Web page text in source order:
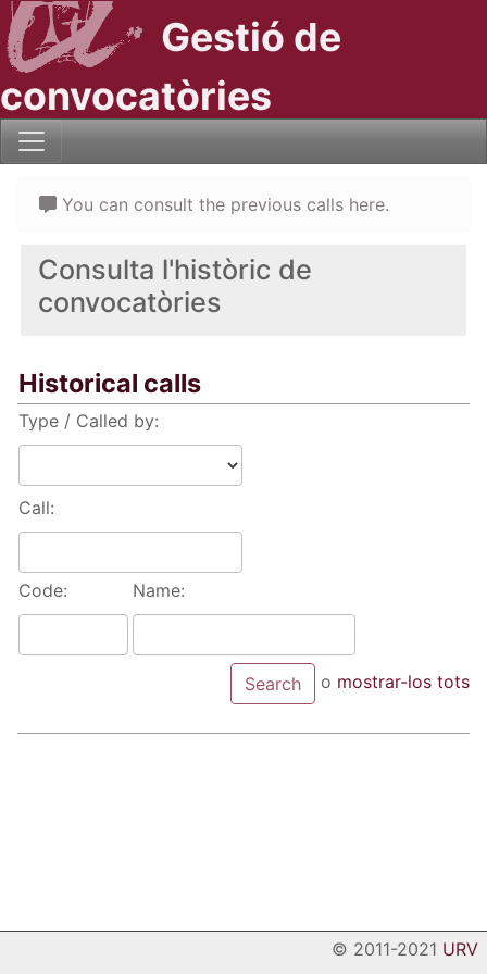
Gestió de
convocatòries
Consulta l'històric de
convocatòries
Historical calls
Type / Called by:
Call:
Code: Name:
o mostrar-los tots
You can consult the previous calls here.
© 2011-2021 URV